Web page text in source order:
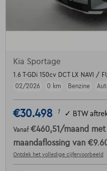
Kia Sportage
1.6 T-GDi 150cv DCT LX NAVI /
02/2026
0 km Benzine
€30.498 1 ✓ BTW
Vanaf €460,51 /maand
maandaflossing van
Ontdek het volledige cijfervoorbeeld